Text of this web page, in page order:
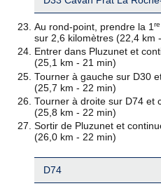
Au rond-point, prendre la 1 re
sur 2,6 kilomètres (22,4 km
Entrer dans Pluzunet et
(25,1 km - 21 min)
Tourner à gauche sur D30
(25,7 km - 22 min)
Tourner à droite sur D74 et
(25,8 km - 22 min)
Sortir de Pluzunet et
(26,0 km - 22 min)
D74